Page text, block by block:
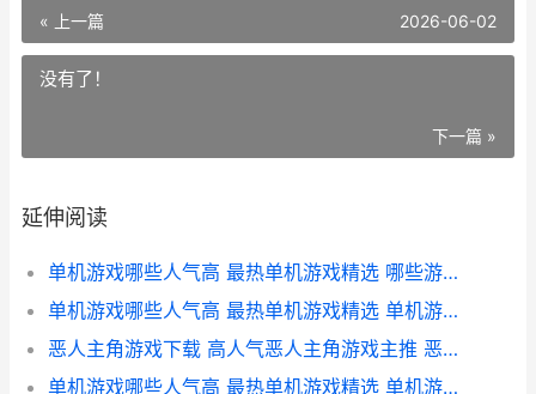
« 上一篇 2026-06-02
没有了！
下一篇 »
延伸阅读
单机游戏哪些人气高 最热单机游戏精选 哪些游戏是单机
单机游戏哪些人气高 最热单机游戏精选 单机游戏有什么类型
恶人主角游戏下载 高人气恶人主角游戏主推 恶人主角的游戏
单机游戏哪些人气高 最热单机游戏精选 单机游戏是哪种